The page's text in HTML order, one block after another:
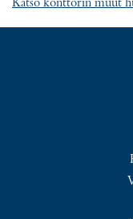
Katso konttorin muut